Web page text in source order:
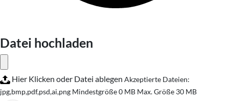
Datei hochladen
Hier Klicken oder Datei ablegen Akzeptierte Dateien:
jpg,bmp,pdf,psd,ai,png Mindestgröße 0 MB Max. Größe 30 MB